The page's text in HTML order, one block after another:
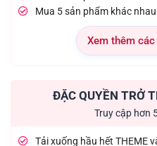
Mua 5 sản phẩm khác
Xem thêm
ĐẶC QUYỀN TRỞ
Truy cập hơn
Tải xuống hầu hết THEME